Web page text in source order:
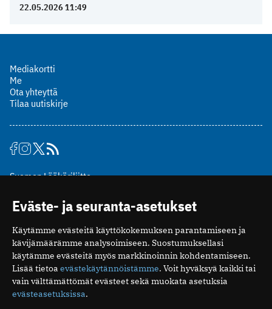
22.05.2026 11:49
Mediakortti
Me
Ota yhteyttä
Tilaa uutiskirje
Suomen Lääkäriliitto
00510 Helsinki
puh. (09) 393 091
toimitus@potilaanlaakarilehti.fi
ISSN 2323-9476
Eväste- ja seuranta-asetukset
Käytämme evästeitä käyttökokemuksen parantamiseen ja
kävijämäärämme analysoimiseen. Suostumuksellasi
käytämme evästeitä myös markkinoinnin kohdentamiseen.
Lisää tietoa evästekäytännöistämme. Voit hyväksyä kaikki tai
vain välttämättömät evästeet sekä muokata asetuksia
evästeasetuksissa.